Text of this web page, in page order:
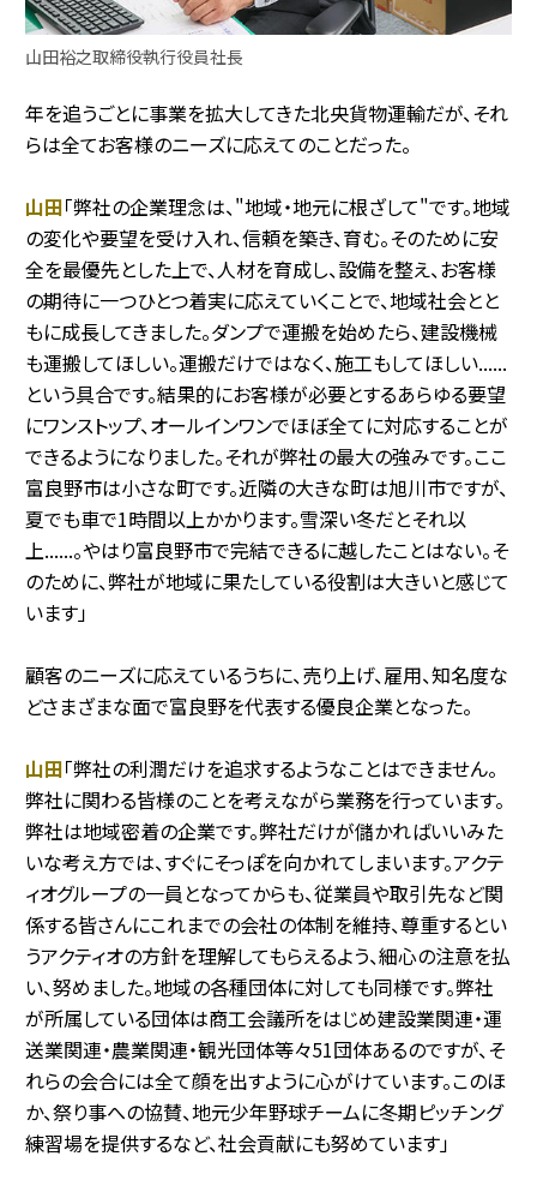
山田裕之取締役執行役員社長
年を追うごとに事業を拡大してきた北央貨物運輸だが、それ
らは全てお客様のニーズに応えてのことだった。
山田「弊社の企業理念は、"地域・地元に根ざして"です。地域
の変化や要望を受け入れ、信頼を築き、育む。そのために安
全を最優先とした上で、人材を育成し、設備を整え、お客様
の期待に一つひとつ着実に応えていくことで、地域社会とと
もに成長してきました。ダンプで運搬を始めたら、建設機械
も運搬してほしい。運搬だけではなく、施工もしてほしい......
という具合です。結果的にお客様が必要とするあらゆる要望
にワンストップ、オールインワンでほぼ全てに対応することが
できるようになりました。それが弊社の最大の強みです。ここ
富良野市は小さな町です。近隣の大きな町は旭川市ですが、
夏でも車で1時間以上かかります。雪深い冬だとそれ以
上......。やはり富良野市で完結できるに越したことはない。そ
のために、弊社が地域に果たしている役割は大きいと感じて
います」
顧客のニーズに応えているうちに、売り上げ、雇用、知名度な
どさまざまな面で富良野を代表する優良企業となった。
山田「弊社の利潤だけを追求するようなことはできません。
弊社に関わる皆様のことを考えながら業務を行っています。
弊社は地域密着の企業です。弊社だけが儲かればいいみた
いな考え方では、すぐにそっぽを向かれてしまいます。アクテ
ィオグループの一員となってからも、従業員や取引先など関
係する皆さんにこれまでの会社の体制を維持、尊重するとい
うアクティオの方針を理解してもらえるよう、細心の注意を払
い、努めました。地域の各種団体に対しても同様です。弊社
が所属している団体は商工会議所をはじめ建設業関連・運
送業関連・農業関連・観光団体等々51団体あるのですが、そ
れらの会合には全て顔を出すように心がけています。このほ
か、祭り事への協賛、地元少年野球チームに冬期ピッチング
練習場を提供するなど、社会貢献にも努めています」